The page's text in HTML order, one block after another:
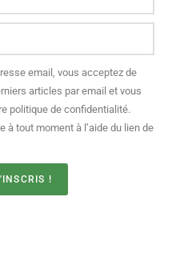
email, vous acceptez de
articles par email et vous
politique de confidentialité.
à tout moment à l’aide du lien de
!